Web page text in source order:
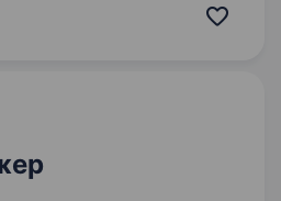
до 21:00. Офіційне